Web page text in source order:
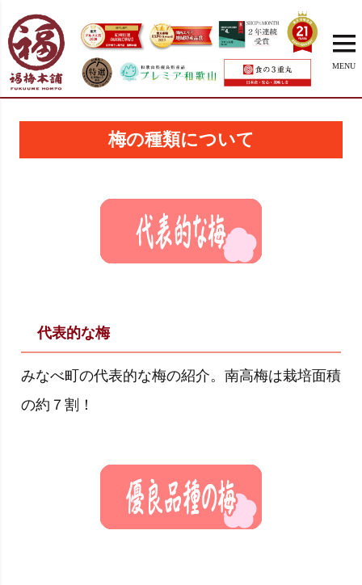
MENU
梅の種類について
代表的な梅
みなべ町の代表的な梅の紹介。南高梅は栽培面積
の約７割！